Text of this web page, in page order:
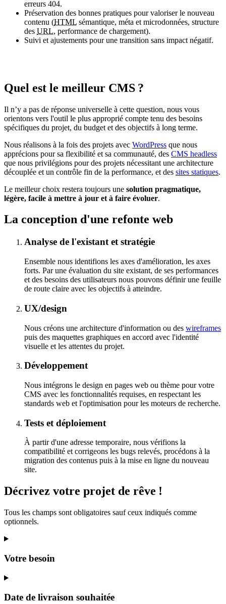
erreurs 404.
Préservation des bonnes pratiques pour valoriser le nouveau
contenu (HTML sémantique, méta et microdonnées, structure
des URL, performance de chargement).
Suivi et ajustements pour une transition sans impact négatif.
Quel est le meilleur CMS ?
Il n’y a pas de réponse universelle à cette question, nous vous
orientons vers l'outil le plus approprié compte tenu des besoins
spécifiques du projet, du budget et des objectifs à long terme.
Nous réalisons à la fois des projets avec WordPress que nous
apprécions pour sa flexibilité et sa communauté, des CMS headless
que nous privilégions pour des projets nécessitant une architecture
découplée et un contrôle fin de la performance, et des sites statiques.
Le meilleur choix restera toujours une solution pragmatique,
légère, facile à mettre à jour et à faire évoluer.
La conception d'une refonte web
Analyse de l'existant et stratégie
Ensemble nous identifions les axes d'amélioration, les axes
forts. Par une évaluation du site existant, de ses performances
et des besoins des utilisateurs nous pouvons définir une feuille
de route claire avec les objectifs à atteindre.
UX/design
Nous créons une architecture d'information ou des wireframes
puis des maquettes graphiques en accord avec l'identité
visuelle et les attentes du projet.
Développement
Nous intégrons le design en pages web ou thème pour votre
CMS avec les fonctionnalités requises, en respectant les
standards web et l'optimisation pour les moteurs de recherche.
Tests et déploiement
À partir d'une adresse temporaire, nous vérifions la
compatibilité et corrigeons les bugs relevés, procédons à la
migration des contenus puis à la mise en ligne du nouveau
site.
Décrivez votre projet de rêve !
Tous les champs sont obligatoires sauf ceux indiqués comme
optionnels.
Votre besoin
Date de livraison souhaitée